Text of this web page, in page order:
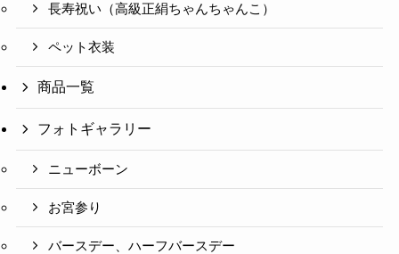
長寿祝い（高級正絹ちゃんちゃんこ）
ペット衣装
商品一覧
フォトギャラリー
ニューボーン
お宮参り
バースデー、ハーフバースデー